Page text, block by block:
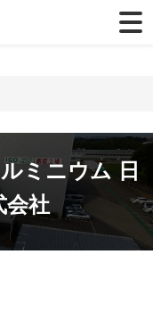
ミニウム 日
会社